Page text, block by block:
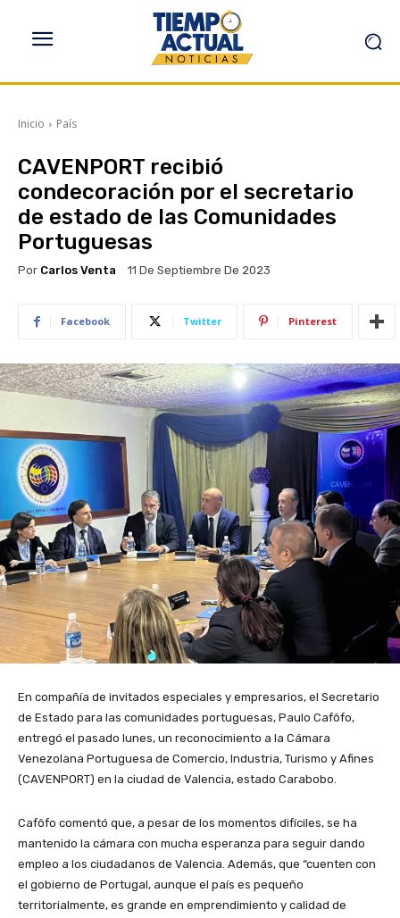
Inicio País
CAVENPORT recibió
condecoración por el secretario
de estado de las Comunidades
Portuguesas
Por Carlos Venta 11 De Septiembre De 2023
Facebook Twitter Pinterest
En compañía de invitados especiales y empresarios, el Secretario
de Estado para las comunidades portuguesas, Paulo Cafôfo,
entregó el pasado lunes, un reconocimiento a la Cámara
Venezolana Portuguesa de Comercio, Industria, Turismo y Afines
(CAVENPORT) en la ciudad de Valencia, estado Carabobo.
Cafôfo comentó que, a pesar de los momentos difíciles, se ha
mantenido la cámara con mucha esperanza para seguir dando
empleo a los ciudadanos de Valencia. Además, que “cuenten con
el gobierno de Portugal, aunque el país es pequeño
territorialmente, es grande en emprendimiento y calidad de